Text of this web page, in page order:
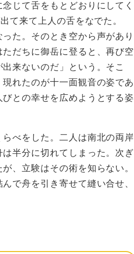
じて舌をもとどおりにしてく
て来て上人の舌をなでた。
た。そのとき空から声があり
だちに御岳に登ると、再び空
来ないのだ」という。そこ
れたのが十一面観音の姿であ
との幸せを広めようとする姿
べをした。二人は南北の両岸
半分に切れてしまった。次ぎ
、立験はその術を知らない。
で舟を引き寄せて縫い合せ、